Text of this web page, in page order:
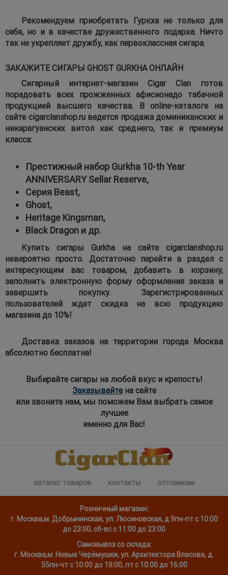
Рекомендуем приобретать Гуркха не только для
себя, но и в качестве дружественного подарка. Ничто
так не укрепляет дружбу, как первоклассная сигара.
ЗАКАЖИТЕ СИГАРЫ GHOST GURKHA ОНЛАЙН
Сигарный интернет-магазин Cigar Clan готов
порадовать всех прожженных афисионадо табачной
продукцией высшего качества. В online-каталоге на
сайте cigarclanshop.ru ведется продажа доминиканских и
никарагуанских витол как среднего, так и премиум
класса:
Престижный набор Gurkha 10-th Year
ANNIVERSARY Sellar Reserve,
Серия Beast,
Ghost,
Heritage Kingsman,
Black Dragon и др.
Купить сигары Gurkha на сайте cigarclanshop.ru
невероятно просто. Достаточно перейти в раздел с
интересующим вас товаром, добавить в корзину,
заполнить электронную форму оформления заказа и
завершить покупку. Зарегистрированных
пользователей ждет скидка на всю продукцию
магазина до 10%!
Доставка заказов на территории города Москва
абсолютно бесплатна!
Выбирайте сигары на любой вкус и крепость!
Заказывайтена сайте
или звоните нам, мы поможем Вам выбрать самое
лучшее
именно для Вас!
каталог товаров контакты оптовикам
Розничный магазин:
г. Москва,м. Добрынинская, ул. Люсиновская, д.9пн-пт с 10:00
до 23:00, сб-вс с 11:00 до 23:00
Самовывоз со склада:
г. Москва,м. Новые Черёмушки, ул. Архитектора Власова, д.
55пн-чт с 10:00 до 18:00, пт с 10:00 до 16:00